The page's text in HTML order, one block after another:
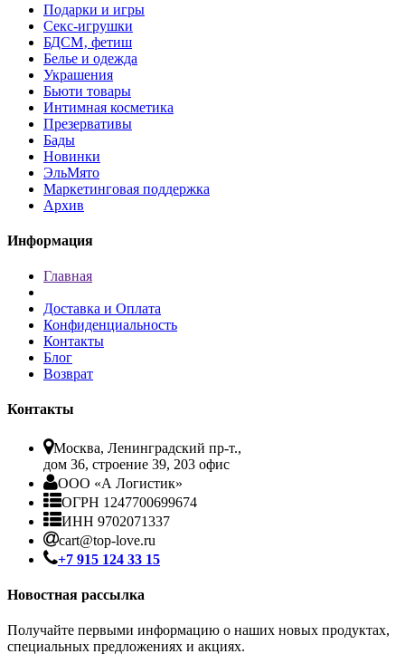
Подарки и игры
Секс-игрушки
БДСМ‚ фетиш
Белье и одежда
Украшения
Бьюти товары
Интимная косметика
Презервативы
Бады
Новинки
ЭльМято
Маркетинговая поддержка
Архив
Информация
Главная
Доставка и Оплата
Конфиденциальность
Контакты
Блог
Возврат
Контакты
Москва, Ленинградский пр-т.,
дом 36, строение 39, 203 офис
ООО «А Логистик»
ОГРН 1247700699674
ИНН 9702071337
cart@top-love.ru
+7 915 124 33 15
Новостная рассылка
Получайте первыми информацию о наших новых продуктах,
специальных предложениях и акциях.